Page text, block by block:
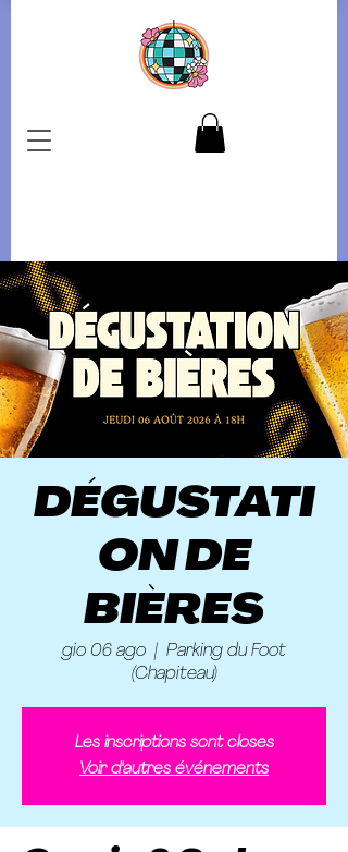
DÉGUSTATI
ON DE
BIÈRES
gio 06 ago
  |
Parking du Foot
(Chapiteau)
Les inscriptions sont closes
Voir d'autres événements